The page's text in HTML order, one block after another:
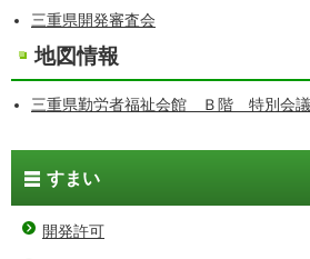
三重県開発審査会
地図情報
三重県勤労者福祉会館 Ｂ階 特別会
すまい
開発許可